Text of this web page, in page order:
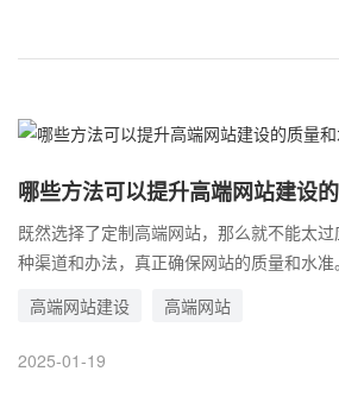
而对其他方面有所疏漏，最后做出来的网
性。
哪些方法可以提升高端网站建设
既然选择了定制高端网站，那么就不能太
种渠道和办法，真正确保网站的质量和水
若是在建设时，就能得到明显的提升。搜索
注，无论是收录还是排名，都会相比普通网
高端网站建设 高端网站
2025-01-19